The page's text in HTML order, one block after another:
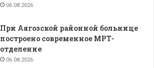
06.08.2026
При Аягозской районной больнице
построено современное МРТ-
отделение
06.08.2026